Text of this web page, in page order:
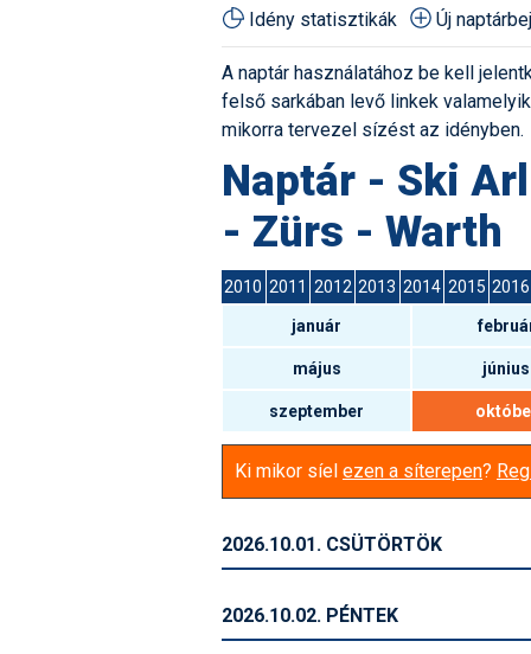
Havazás
Fotók
Idény statisztikák Új
A naptár használatához be kell
felső sarkában levő linkek
mikorra tervezel sízést az idényben.
Naptár - Ski
- Zürs - Warth
2010 2011 2012 2013 2014 2015 2016
január
május június
szeptember
Ki mikor síel ezen a síterepen?
2026.10.01. CSÜTÖRTÖK
2026.10.02. PÉNTEK